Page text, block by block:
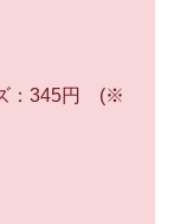
ズ：345円 (※